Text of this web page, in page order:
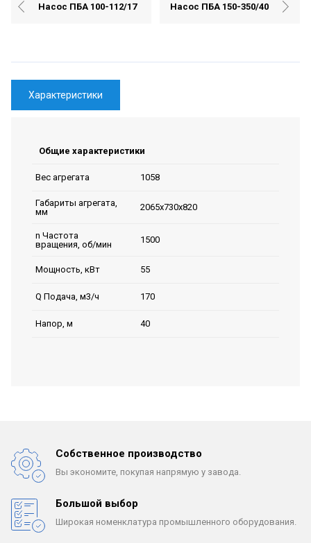
Насос ПБА 100-112/17 Насос ПБА 150-350/40
Характеристики
Общие характеристики
Вес агрегата 1058
Габариты агрегата,
мм
2065х730х820
n Частота
вращения, об/мин
1500
Мощность, кВт 55
Q Подача, м3/ч 170
Напор, м 40
Собственное производство
Вы экономите, покупая напрямую у завода.
Большой выбор
Широкая номенклатура промышленного оборудования.